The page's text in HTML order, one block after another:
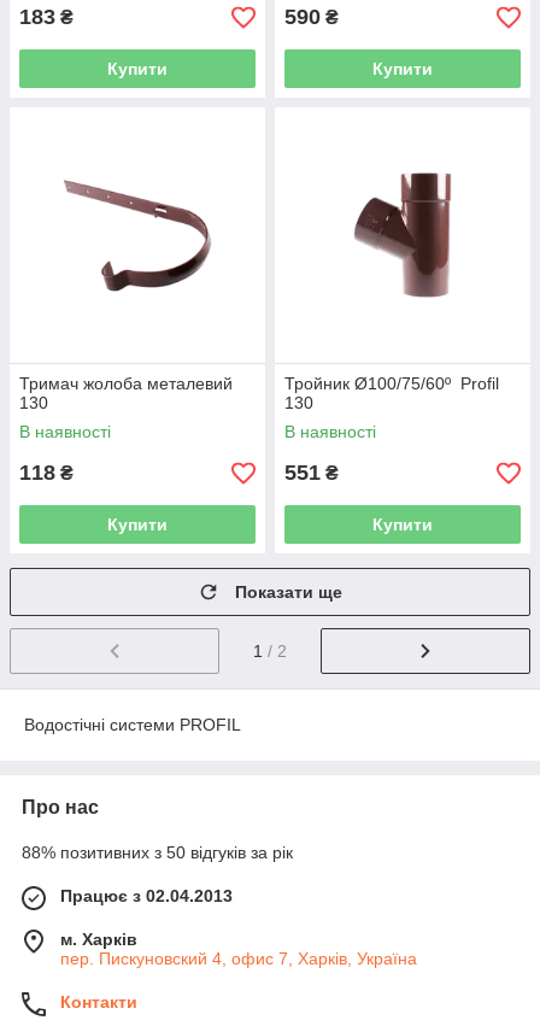
183 ₴
Купити
590 ₴
Купити
Тримач жолоба металевий
130
В наявності
118 ₴
Купити
Тройник Ø100/75/60º Profil
130
В наявності
551 ₴
Купити
Показати ще
1 / 2
Водостічні системи PROFIL
Про нас
88% позитивних з 50 відгуків за рік
Працює з 02.04.2013
м. Харків
пер. Пискуновский 4, офис 7, Харків, Україна
Контакти